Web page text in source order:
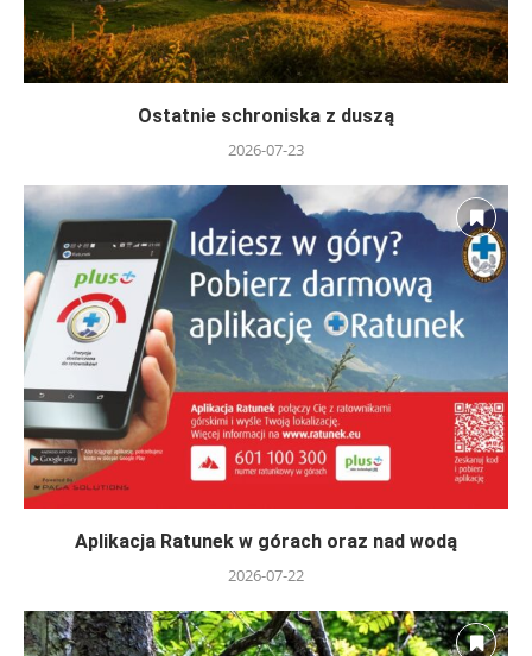
Ostatnie schroniska z duszą
2026-07-23
Aplikacja Ratunek w górach oraz nad wodą
2026-07-22